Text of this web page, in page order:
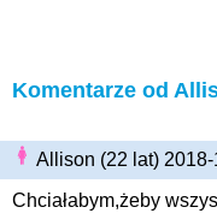
Komentarze od
Allison (22 lat)
Chciałabym,żeby